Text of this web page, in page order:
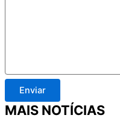
Enviar
MAIS NOTÍCIAS